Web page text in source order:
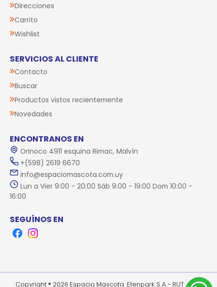
Direcciones
Carrito
Wishlist
SERVICIOS AL CLIENTE
Contacto
Buscar
Productos vistos recientemente
Novedades
ENCONTRANOS EN
Orinoco 4911 esquina Rimac, Malvín
+(598) 2619 6670
info@espaciomascota.com.uy
Lun a Vier 9:00 - 20:00 Sáb 9:00 - 19:00 Dom 10:00 -
16:00
SEGUÍNOS EN
FacebookInstagram
Copyright ® 2026 Espacio Mascota. Etenpark S.A.- RUT